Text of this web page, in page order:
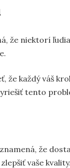
že niektorí
že každý váš
tento
že
vaše